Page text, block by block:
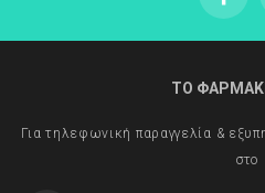
ΤΟ
Για τηλεφωνική παραγγελία &
στο